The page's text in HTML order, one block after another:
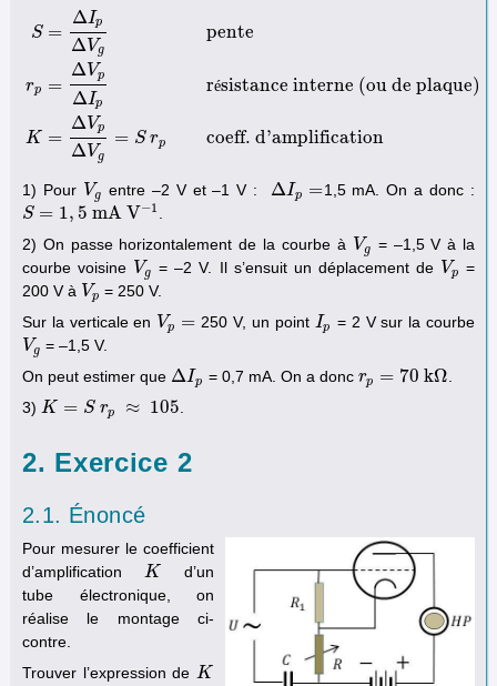
S
rp
K
=
ΔIp
ΔVg
=
ΔVp
ΔIp
=
ΔVp
ΔVg
= S rp
pente
résistance interne (ou de plaque)
coeff. d'amplification
S= ΔIp ΔVgpente présistance interne (ou de plaque)K=ΔV
1) Pour Vg
Vg entre –2 V et –1 V : ΔIp =
ΔIp=
1,5 mA. On a donc :
S = 1, 5 mA V−1
S=1, 5 mA V−1
.
2) On passe horizontalement de la courbe à Vg
Vg = –1,5 V à la
courbe voisine Vg
Vg = –2 V. Il s’ensuit un déplacement de Vp
Vp =
200 V à Vp
Vp = 250 V.
Sur la verticale en Vp =
Vp = 250 V, un point Ip
Ip = 2 V sur la courbe
Vg
Vg = –1,5 V.
On peut estimer que ΔIp
ΔIp = 0,7 mA. On a donc rp = 70 kΩ
rp=70 kΩ
.
3) K = S rp ≈ 105
K= S r p ≈ 105 .
2. Exercice 2
2.1. Énoncé
Pour mesurer le coefficient
d’amplification K
K
d’un
tube électronique, on
réalise le montage ci-
contre.
Trouver l’expression de K
K